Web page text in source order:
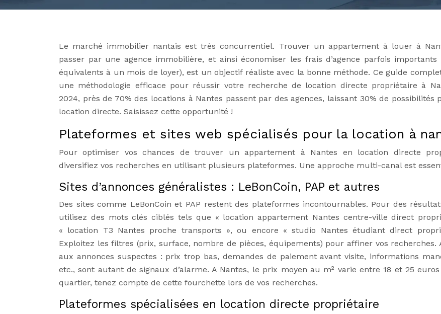
Le marché immobilier nantais est très concurrentiel. Trouver un appartement à louer à
passer par une agence immobilière, et ainsi économiser les frais d’agence parfois importants
équivalents à un mois de loyer), est un objectif réaliste avec la bonne méthode. Ce guide
une méthodologie efficace pour réussir votre recherche de location directe propriétaire à
2024, près de 70% des locations à Nantes passent par des agences, laissant 30% de possibilités
location directe. Saisissez cette opportunité !
Plateformes et sites web spécialisés pour la location à
Pour optimiser vos chances de trouver un appartement à Nantes en location directe
diversifiez vos recherches en utilisant plusieurs plateformes. Une approche multi-canal est
Sites d’annonces généralistes : LeBonCoin, PAP et autres
Des sites comme LeBonCoin et PAP restent des plateformes incontournables. Pour des
utilisez des mots clés ciblés tels que « location appartement Nantes centre-ville direct
« location T3 Nantes proche transports », ou encore « studio Nantes étudiant direct
Exploitez les filtres (prix, surface, nombre de pièces, équipements) pour affiner vos recherches.
aux annonces suspectes : prix trop bas, demandes de paiement avant visite, informations
etc., sont autant de signaux d’alarme. A Nantes, le prix moyen au m² varie entre 18 et 25
quartier, tenez compte de cette fourchette lors de vos recherches.
Plateformes spécialisées en location directe propriétaire